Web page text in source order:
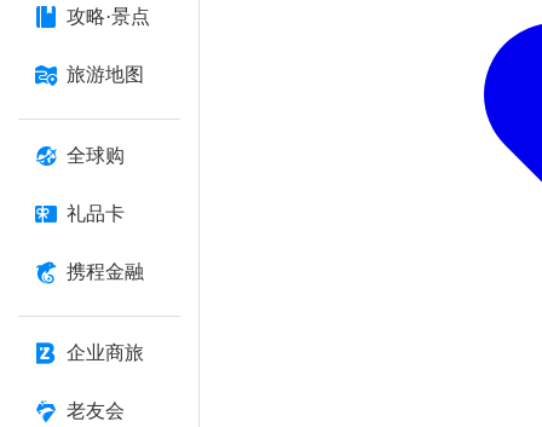
攻略·景点
旅游地图
全球购
礼品卡
携程金融
企业商旅
老友会